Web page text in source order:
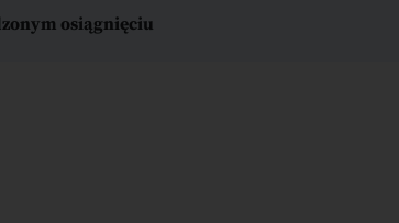
osiągnięciu